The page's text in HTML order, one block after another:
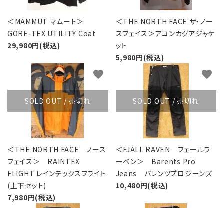
＜MAMMUT マムート＞
GORE-TEX UTILITY Coat
29,980円(税込)
＜THE NORTH FACE ザ・ノー
スフェイス＞アコンカグアジャケ
ット
5,980円(税込)
SOLD OUT / 売切れ
＜THE NORTH FACE ノース
フェイス＞ RAINTEX
FLIGHT レインテックスフライト
(上下セット)
7,980円(税込)
favorite
SOLD OUT / 売切れ
＜FJALL RAVEN フェールラ
ーベン＞ Barents Pro
Jeans バレンツプロジーンズ
10,480円(税込)
favorite